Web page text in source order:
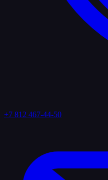
+7 812 467-44-50